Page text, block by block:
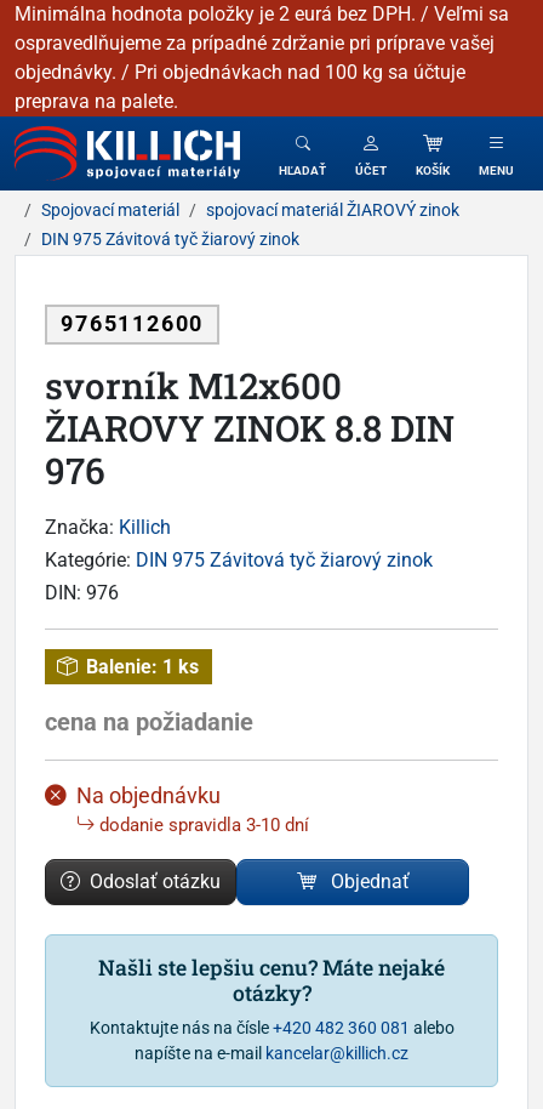
Minimálna hodnota položky je 2 eurá bez DPH. / Veľmi sa
ospravedlňujeme za prípadné zdržanie pri príprave vašej
objednávky. / Pri objednávkach nad 100 kg sa účtuje
preprava na palete.
KILLICH - Spojovacie materiály
HĽADAŤ ÚČET KOŠÍK MENU
Spojovací materiál
spojovací materiál ŽIAROVÝ zinok
DIN 975 Závitová tyč žiarový zinok
9765112600
svorník M12x600
ŽIAROVY ZINOK 8.8 DIN
976
Značka: Killich
Kategórie: DIN 975 Závitová tyč žiarový zinok
DIN: 976
Balenie: 1 ks
cena na požiadanie
Na objednávku
dodanie spravidla 3-10 dní
Odoslať otázku Objednať
Našli ste lepšiu cenu? Máte nejaké
otázky?
Kontaktujte nás na čísle+420 482 360 081 alebo
napíšte na e-mail kancelar@killich.cz